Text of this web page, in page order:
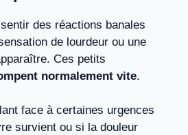
des réactions banales
de lourdeur ou une
Ces petits
normalement vite.
face à certaines urgences
survient ou si la douleur